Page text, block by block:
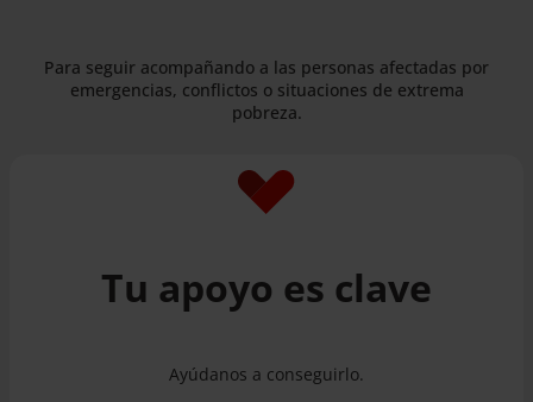
Para seguir acompañando a las personas afectadas por
emergencias, conflictos o situaciones de extrema
pobreza.
Tu apoyo es clave
Ayúdanos a conseguirlo.